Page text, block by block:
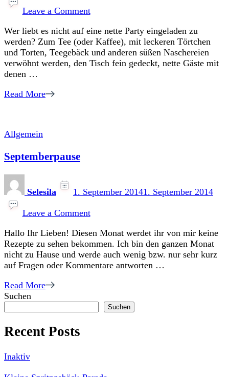
Leave a CommentEinladung
Teeparty
Wer liebt es nicht auf eine nette Party eingeladen zu
werden? Zum Tee (oder Kaffee), mit leckeren Törtchen
und Torten, Teegebäck und anderen süßen Naschereien
verwöhnt werden, den Tisch fein gedeckt, nette Gäste mit
denen …
Read More
Allgemein
Septemberpause
Selesila 1. September 20141. September 2014
Leave a CommentSeptemberpause
Hallo Ihr Lieben! Diesen Monat werdet ihr von mir keine
Rezepte zu sehen bekommen. Ich bin den ganzen Monat
nicht zu Hause und werde auch wenig bzw. nur sehr kurz
auf Fragen oder Kommentare antworten …
Read More
Suchen
Suchen
Recent Posts
Inaktiv